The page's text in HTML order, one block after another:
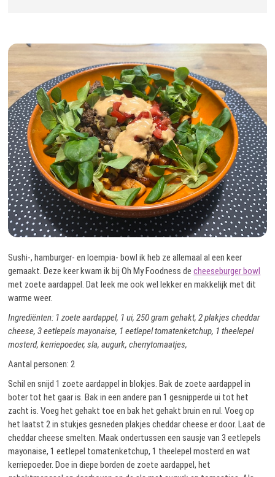
Sushi-, hamburger- en loempia- bowl ik heb ze allemaal al een keer
gemaakt. Deze keer kwam ik bij Oh My Foodness decheeseburger bowl
met zoete aardappel. Dat leek me ook wel lekker en makkelijk met dit
warme weer.
Ingrediënten: 1 zoete aardappel, 1 ui, 250 gram gehakt, 2 plakjes cheddar
cheese, 3 eetlepels mayonaise, 1 eetlepel tomatenketchup, 1 theelepel
mosterd, kerriepoeder, sla, augurk, cherrytomaatjes,
Aantal personen: 2
Schil en snijd 1 zoete aardappel in blokjes. Bak de zoete aardappel in
boter tot het gaar is. Bak in een andere pan 1 gesnipperde ui tot het
zacht is. Voeg het gehakt toe en bak het gehakt bruin en rul. Voeg op
het laatst 2 in stukjes gesneden plakjes cheddar cheese er door. Laat de
cheddar cheese smelten. Maak ondertussen een sausje van 3 eetlepels
mayonaise, 1 eetlepel tomatenketchup, 1 theelepel mosterd en wat
kerriepoeder. Doe in diepe borden de zoete aardappel, het